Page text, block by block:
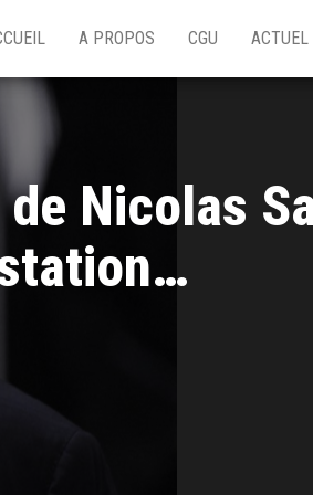
A PROPOS CGU
Nicolas